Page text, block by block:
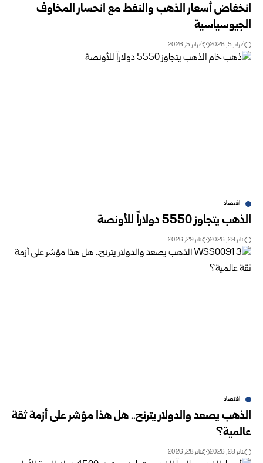
انخفاض أسعار الذهب والنفط مع انحسار المخاوف
الجيوسياسية
فبراير 5, 2026 فبراير 5, 2026
اقتصاد
الذهب يتجاوز 5550 دولاراً للأونصة
يناير 29, 2026 يناير 29, 2026
اقتصاد
الذهب يصعد والدولار يترنح.. هل هذا مؤشر على أزمة ثقة
عالمية؟
يناير 28, 2026 يناير 28, 2026